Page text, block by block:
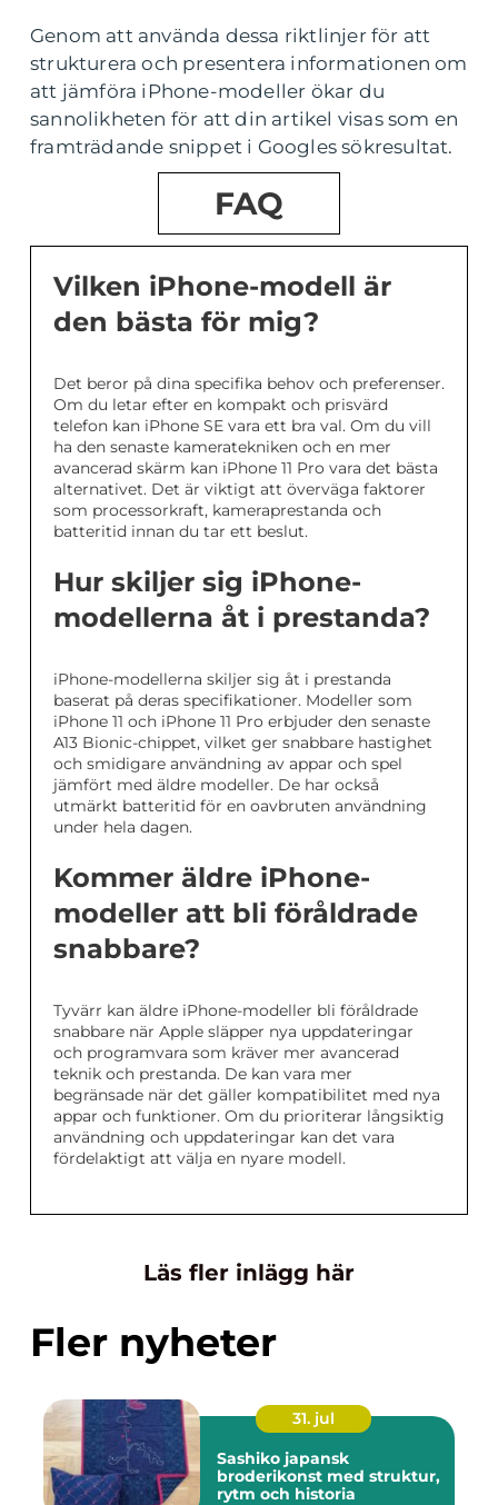
Genom att använda dessa riktlinjer för att
strukturera och presentera informationen om
att jämföra iPhone-modeller ökar du
sannolikheten för att din artikel visas som en
framträdande snippet i Googles sökresultat.
FAQ
Vilken iPhone-modell är
den bästa för mig?
Det beror på dina specifika behov och preferenser.
Om du letar efter en kompakt och prisvärd
telefon kan iPhone SE vara ett bra val. Om du vill
ha den senaste kameratekniken och en mer
avancerad skärm kan iPhone 11 Pro vara det bästa
alternativet. Det är viktigt att överväga faktorer
som processorkraft, kameraprestanda och
batteritid innan du tar ett beslut.
Hur skiljer sig iPhone-
modellerna åt i prestanda?
iPhone-modellerna skiljer sig åt i prestanda
baserat på deras specifikationer. Modeller som
iPhone 11 och iPhone 11 Pro erbjuder den senaste
A13 Bionic-chippet, vilket ger snabbare hastighet
och smidigare användning av appar och spel
jämfört med äldre modeller. De har också
utmärkt batteritid för en oavbruten användning
under hela dagen.
Kommer äldre iPhone-
modeller att bli föråldrade
snabbare?
Tyvärr kan äldre iPhone-modeller bli föråldrade
snabbare när Apple släpper nya uppdateringar
och programvara som kräver mer avancerad
teknik och prestanda. De kan vara mer
begränsade när det gäller kompatibilitet med nya
appar och funktioner. Om du prioriterar långsiktig
användning och uppdateringar kan det vara
fördelaktigt att välja en nyare modell.
Läs fler inlägg här
Fler nyheter
31. jul
Sashiko japansk
broderikonst med struktur,
rytm och historia